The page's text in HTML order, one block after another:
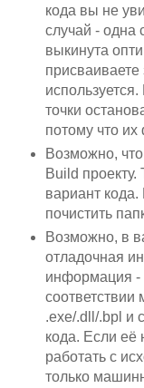
кода вы не
случай - одна
выкинута
точки
потому что
Возможно,
Build
вариант
почистить
Возможно, в
отладочная
информация -
.exe/.dll/.bpl и
кода. Если её
работать с
только